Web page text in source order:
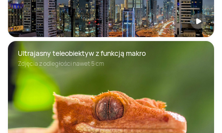
Ultrajasny teleobiektyw z funkcją makro
Zdjęcia z odległości nawet 5 cm